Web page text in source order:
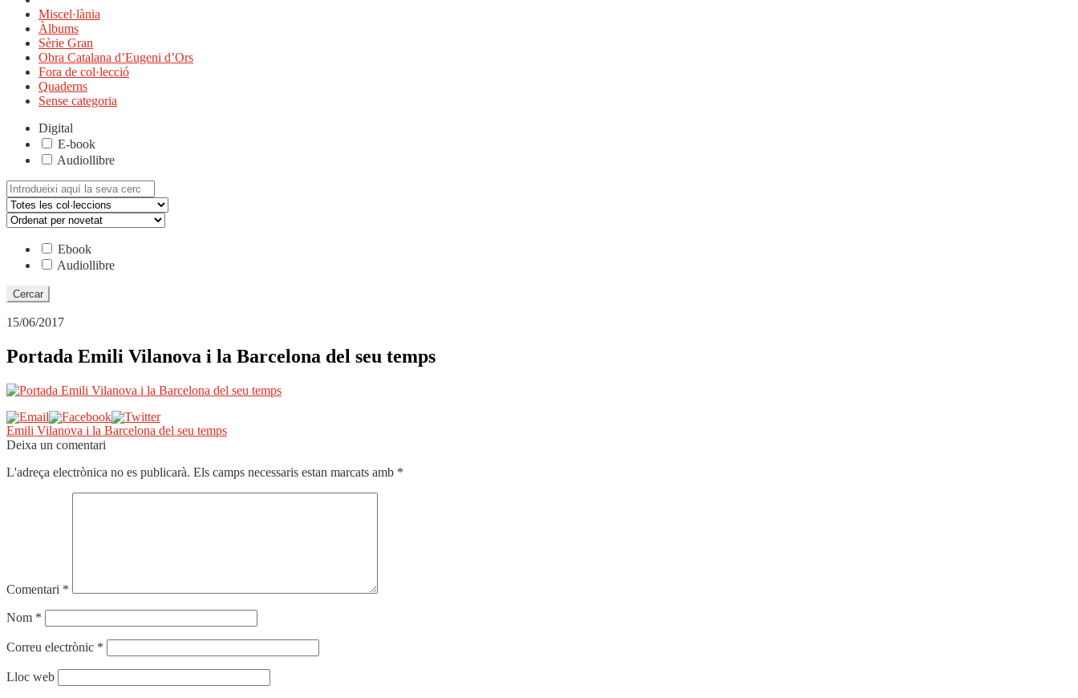
Miscel·lània
Àlbums
Sèrie Gran
Obra Catalana d’Eugeni d’Ors
Fora de col·lecció
Quaderns
Sense categoria
Digital
E-book
Audiollibre
Cerca:
Ebook
Audiollibre
15/06/2017
Portada Emili Vilanova i la Barcelona del seu temps
Navegació
d'entrades
Entrada
anterior:
Emili Vilanova i la Barcelona del seu temps
Deixa un comentari
L'adreça electrònica no es publicarà. Els camps necessaris estan marcats amb *
Comentari *
Nom *
Correu electrònic *
Lloc web